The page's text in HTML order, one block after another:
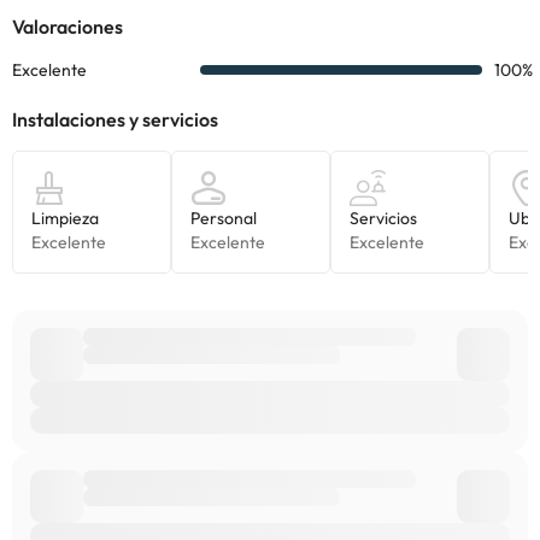
particular
consultar sus tarifas directamente en el establecimiento. Toda la
información de esta ficha está sujeta a cambios por parte del